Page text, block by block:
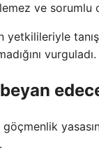
ve sorumlu
yetkilileriyle
vurguladı.